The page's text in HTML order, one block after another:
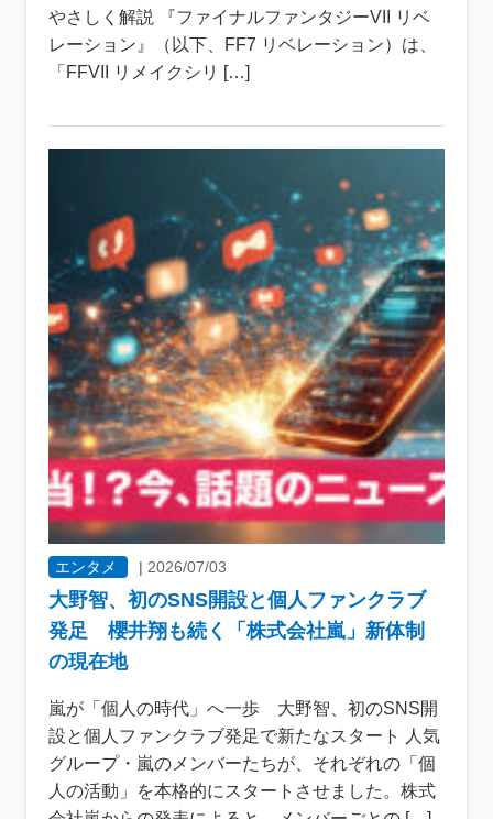
やさしく解説 『ファイナルファンタジーVII リベ
レーション』（以下、FF7 リベレーション）は、
「FFVII リメイクシリ […]
エンタメ | 2026/07/03
大野智、初のSNS開設と個人ファンクラブ
発足 櫻井翔も続く「株式会社嵐」新体制
の現在地
嵐が「個人の時代」へ一歩 大野智、初のSNS開
設と個人ファンクラブ発足で新たなスタート 人気
グループ・嵐のメンバーたちが、それぞれの「個
人の活動」を本格的にスタートさせました。株式